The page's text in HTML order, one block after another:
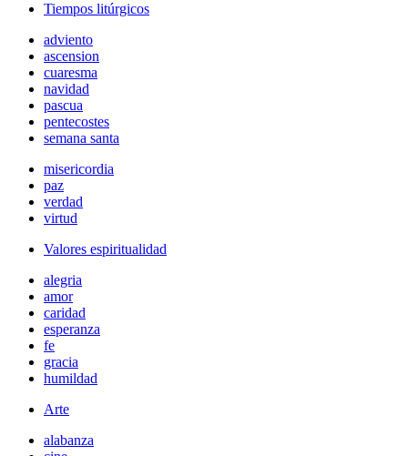
Tiempos litúrgicos
adviento
ascension
cuaresma
navidad
pascua
pentecostes
semana santa
misericordia
paz
verdad
virtud
Valores espiritualidad
alegria
amor
caridad
esperanza
fe
gracia
humildad
Arte
alabanza